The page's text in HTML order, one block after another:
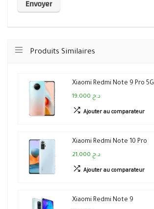
Produits Similaires
Xiaomi Redmi Note 9 Pro 5G
19,000 د.ج
Ajouter au comparateur
Xiaomi Redmi Note 10 Pro
21,000 د.ج
Ajouter au comparateur
Xiaomi Redmi Note 9